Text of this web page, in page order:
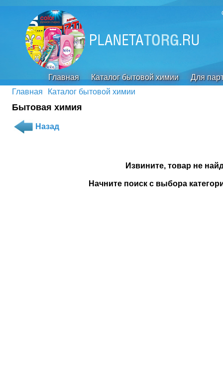
Главная Каталог бытовой химии
Для
Главная
Каталог бытовой химии
Бытовая химия
Назад
Извините, товар не
Начните поиск с выбора